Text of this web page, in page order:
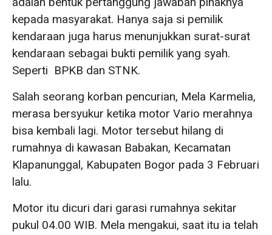
kepada masyarakat. Hanya saja si pemilik
kendaraan juga harus menunjukkan surat-surat
kendaraan sebagai bukti pemilik yang syah.
Seperti BPKB dan STNK.
Salah seorang korban pencurian, Mela Karmelia,
merasa bersyukur ketika motor Vario merahnya
bisa kembali lagi. Motor tersebut hilang di
rumahnya di kawasan Babakan, Kecamatan
Klapanunggal, Kabupaten Bogor pada 3 Februari
lalu.
Motor itu dicuri dari garasi rumahnya sekitar
pukul 04.00 WIB. Mela mengakui, saat itu ia telah